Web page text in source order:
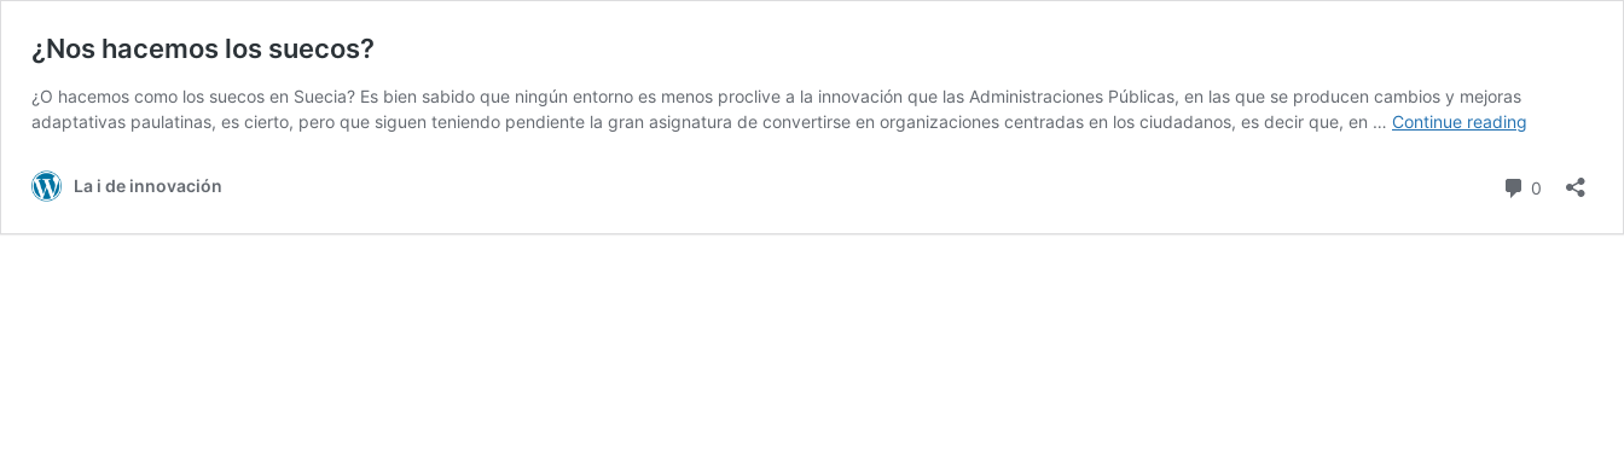
¿Nos hacemos los suecos?
¿O hacemos como los suecos en Suecia? Es bien sabido que ningún entorno es menos proclive a la innovación que las Administraciones Públicas, en las que se producen cambios y mejoras
adaptativas paulatinas, es cierto, pero que siguen teniendo pendiente la gran asignatura de convertirse en organizaciones centradas en los ciudadanos, es decir que, en … Continue reading
suecos?
La i de innovación 0 Comments